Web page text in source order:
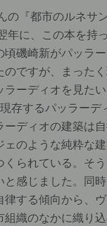
の『都市のルネサ
年に、この本を持
磯崎新がパッラ
ですが、まった
ーディオを見たい
存するパッラーデ
ーディオの建築は
ェのような純粋な
くられている。そ
と感じました。同
律する傾向から、
組織のなかに織り